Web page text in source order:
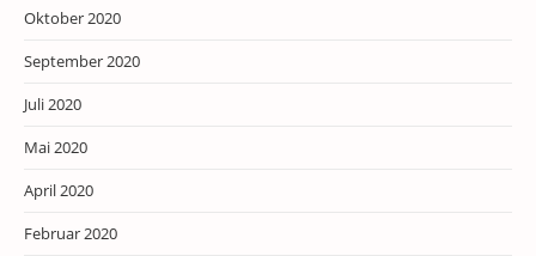
Oktober 2020
September 2020
Juli 2020
Mai 2020
April 2020
Februar 2020